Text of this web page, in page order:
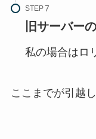
STEP
旧サーバー
私の場合はロ
ここまでが引越